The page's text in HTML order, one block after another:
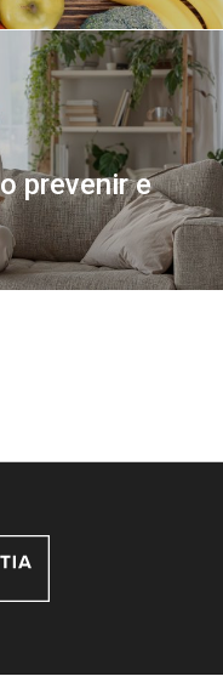
prevenir e